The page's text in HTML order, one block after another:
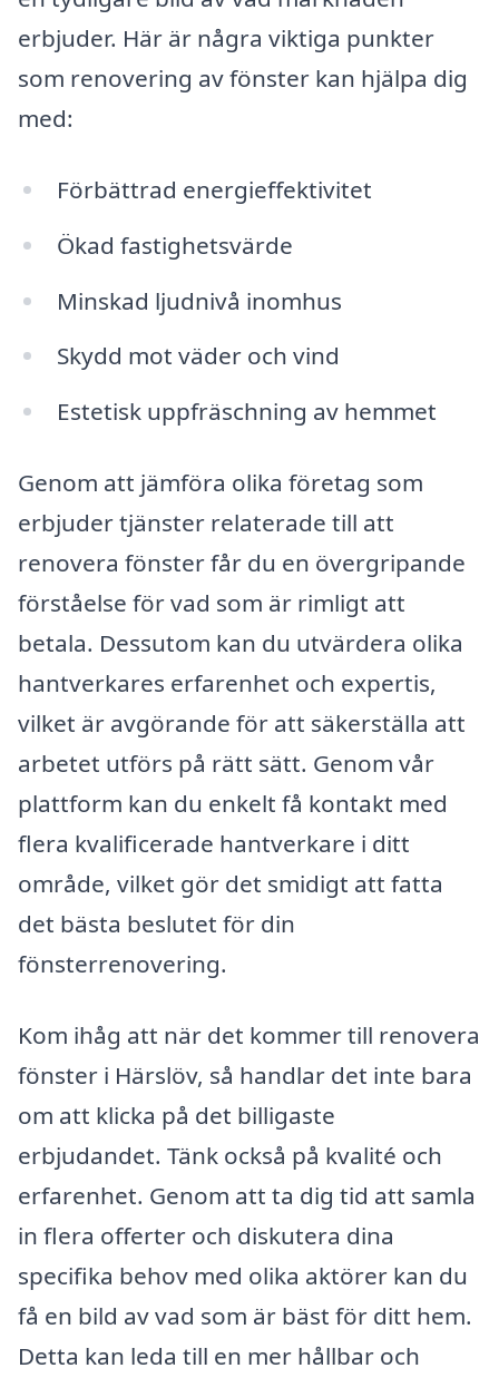
erbjuder. Här är några viktiga punkter
som renovering av fönster kan hjälpa dig
med:
Förbättrad energieffektivitet
Ökad fastighetsvärde
Minskad ljudnivå inomhus
Skydd mot väder och vind
Estetisk uppfräschning av hemmet
Genom att jämföra olika företag som
erbjuder tjänster relaterade till att
renovera fönster får du en övergripande
förståelse för vad som är rimligt att
betala. Dessutom kan du utvärdera olika
hantverkares erfarenhet och expertis,
vilket är avgörande för att säkerställa att
arbetet utförs på rätt sätt. Genom vår
plattform kan du enkelt få kontakt med
flera kvalificerade hantverkare i ditt
område, vilket gör det smidigt att fatta
det bästa beslutet för din
fönsterrenovering.
Kom ihåg att när det kommer till renovera
fönster i Härslöv, så handlar det inte bara
om att klicka på det billigaste
erbjudandet. Tänk också på kvalité och
erfarenhet. Genom att ta dig tid att samla
in flera offerter och diskutera dina
specifika behov med olika aktörer kan du
få en bild av vad som är bäst för ditt hem.
Detta kan leda till en mer hållbar och